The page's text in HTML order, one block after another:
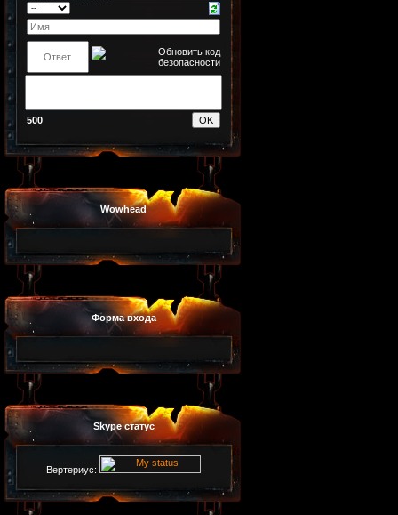
500
Wowhead
Форма входа
Skype статус
Вертериус: